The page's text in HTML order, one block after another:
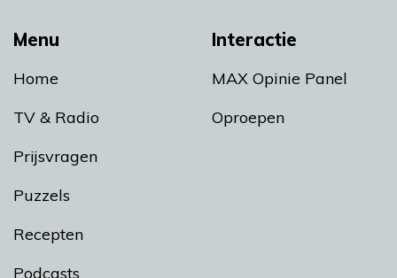
Menu
Home
TV & Radio
Prijsvragen
Puzzels
Recepten
Podcasts
Interactie
MAX Opinie Panel
Oproepen